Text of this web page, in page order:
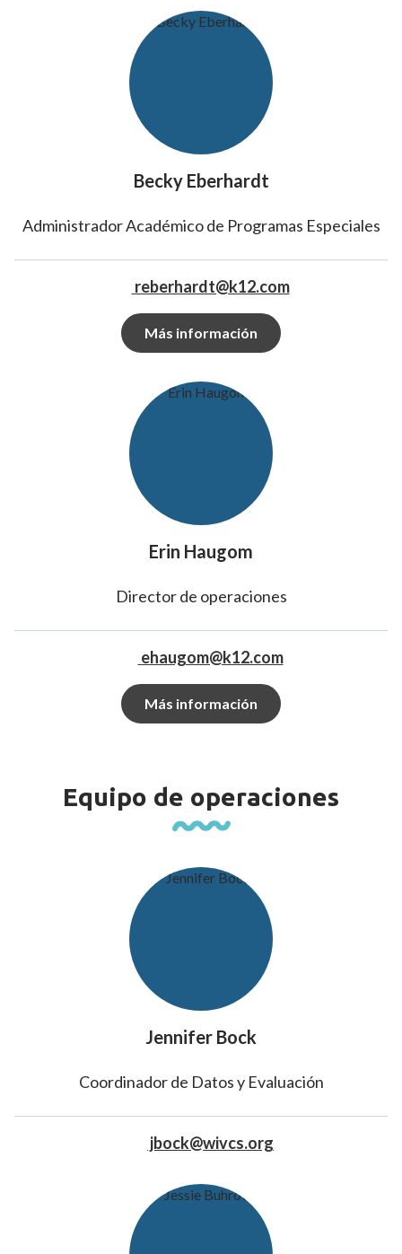
Becky Eberhardt
Administrador Académico de Programas Especiales
reberhardt@k12.com
Más información
Erin Haugom
Director de operaciones
ehaugom@k12.com
Más información
Equipo de operaciones
Jennifer Bock
Coordinador de Datos y Evaluación
jbock@wivcs.org